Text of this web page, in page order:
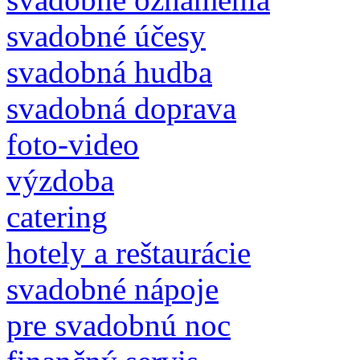
svadobné účesy
svadobná hudba
svadobná doprava
foto-video
výzdoba
catering
hotely a reštaurácie
svadobné nápoje
pre svadobnú noc